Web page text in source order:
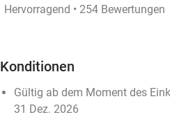
Hervorragend • 254 Bewertungen
Konditionen
Gültig ab dem Moment des
31 Dez. 2026